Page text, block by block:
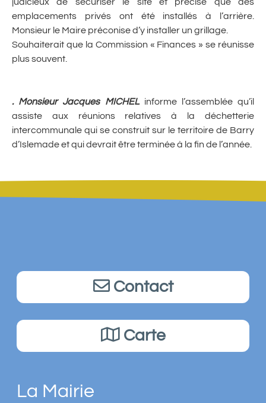
judicieux de sécuriser le site et précise que des
emplacements privés ont été installés à l’arrière.
Monsieur le Maire préconise d’y installer un grillage.
Souhaiterait que la Commission « Finances » se réunisse
plus souvent.
. Monsieur Jacques MICHELinforme l’assemblée qu’il
assiste aux réunions relatives à la déchetterie
intercommunale qui se construit sur le territoire de Barry
d’Islemade et qui devrait être terminée à la fin de l’année.
Contact
Carte
La Mairie